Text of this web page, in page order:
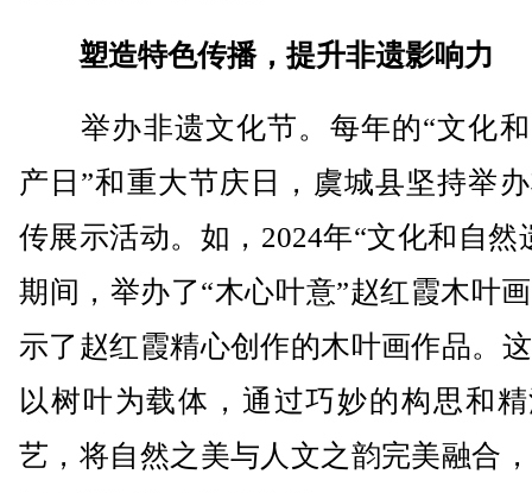
塑造特色传播，提升非遗影响力
举办非遗文化节。每年的“文化和
产日”和重大节庆日，虞城县坚持举
传展示活动。如，2024年“文化和自然
期间，举办了“木心叶意”赵红霞木叶
示了赵红霞精心创作的木叶画作品。
以树叶为载体，通过巧妙的构思和
艺，将自然之美与人文之韵完美融合